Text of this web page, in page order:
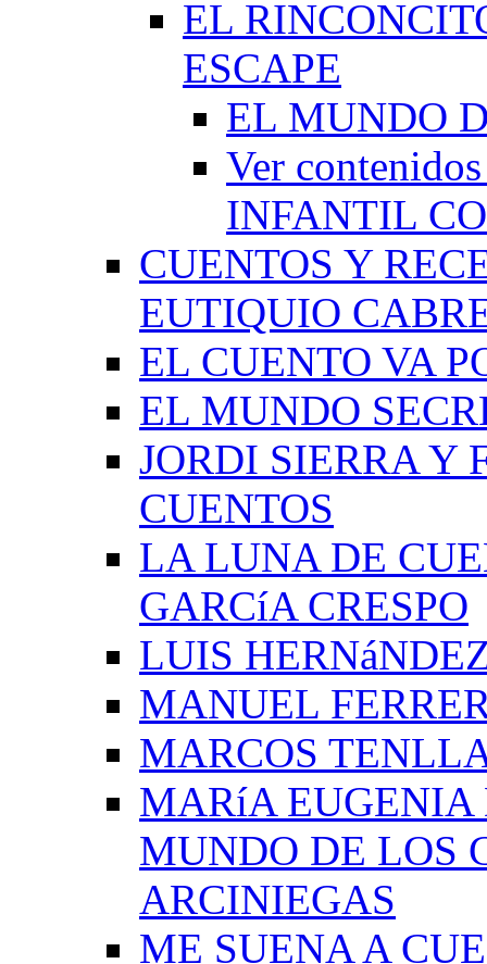
EL
ESCAPE
EL MUNDO
Ver
INFANTIL
CUENTOS Y
EUTIQUIO
EL CUENTO VA
EL MUNDO
JORDI SIERRA Y
CUENTOS
LA LUNA DE
GARCíA CRESPO
LUIS
MANUEL
MARCOS
MARíA EUGENIA
MUNDO DE LOS
ARCINIEGAS
ME SUENA A